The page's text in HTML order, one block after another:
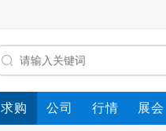
求购 公司 行情 展会